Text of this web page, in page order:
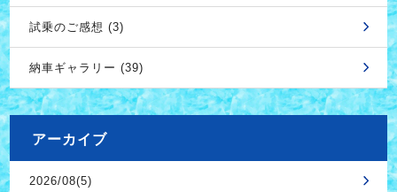
試乗のご感想 (3)
納車ギャラリー (39)
アーカイブ
2026/08(5)